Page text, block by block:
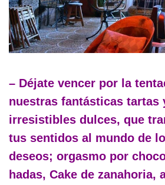
– Déjate vencer por la
nuestras fantásticas tartas
irresistibles dulces, que
tus sentidos al mundo de
deseos; orgasmo por
hadas, Cake de zanahoria,